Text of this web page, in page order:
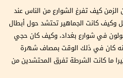
الزمن كيف تفرغ الشوارع من الناس عند
كانت الجماهير تحتشد حول أبطال
في شوارع بغداد، وكيف كان حجي
كان في ذلك الوقت بمصاف شهرة
ما كانت الشرطة تفرق المحتشدين من